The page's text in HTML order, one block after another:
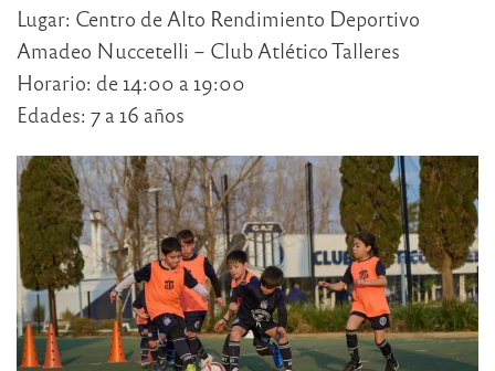
Lugar: Centro de Alto Rendimiento Deportivo
Amadeo Nuccetelli – Club Atlético Talleres
Horario: de 14:00 a 19:00
Edades: 7 a 16 años